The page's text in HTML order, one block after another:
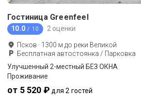
Гостиница Greenfeel
10.0 / 10 2 оценки
Псков · 1300 м до реки Великой
Бесплатная автостоянка / Парковка
Улучшенный 2-местный БЕЗ ОКНА
Проживание
от 5 520 ₽ для 2 гостей